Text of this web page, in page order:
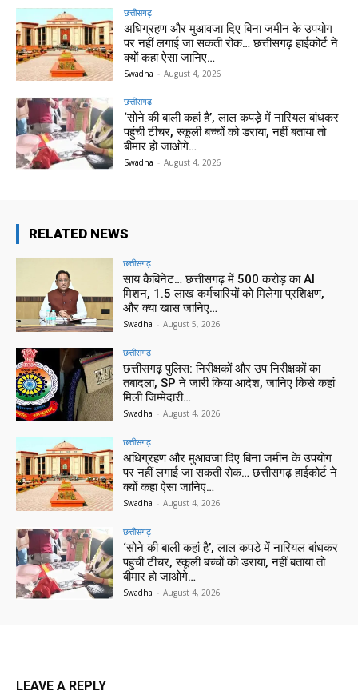
छत्तीसगढ़
अधिग्रहण और मुआवजा दिए बिना जमीन के उपयोग
पर नहीं लगाई जा सकती रोक… छत्तीसगढ़ हाईकोर्ट ने
क्यों कहा ऐसा जानिए…
Swadha - August 4, 2026
छत्तीसगढ़
‘सोने की बाली कहां है’, लाल कपड़े में नारियल बांधकर
पहुंची टीचर, स्कूली बच्चों को डराया, नहीं बताया तो
बीमार हो जाओगे…
Swadha - August 4, 2026
RELATED NEWS
छत्तीसगढ़
साय कैबिनेट… छत्तीसगढ़ में 500 करोड़ का AI
मिशन, 1.5 लाख कर्मचारियों को मिलेगा प्रशिक्षण,
और क्या खास जानिए…
Swadha - August 5, 2026
छत्तीसगढ़
छत्तीसगढ़ पुलिस: निरीक्षकों और उप निरीक्षकों का
तबादला, SP ने जारी किया आदेश, जानिए किसे कहां
मिली जिम्मेदारी…
Swadha - August 4, 2026
छत्तीसगढ़
अधिग्रहण और मुआवजा दिए बिना जमीन के उपयोग
पर नहीं लगाई जा सकती रोक… छत्तीसगढ़ हाईकोर्ट ने
क्यों कहा ऐसा जानिए…
Swadha - August 4, 2026
छत्तीसगढ़
‘सोने की बाली कहां है’, लाल कपड़े में नारियल बांधकर
पहुंची टीचर, स्कूली बच्चों को डराया, नहीं बताया तो
बीमार हो जाओगे…
Swadha - August 4, 2026
LEAVE A REPLY